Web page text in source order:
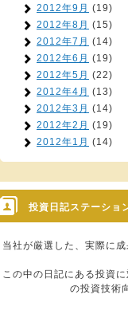
2012年9月 (19)
2012年8月 (15)
2012年7月 (14)
2012年6月 (19)
2012年5月 (22)
2012年4月 (13)
2012年3月 (14)
2012年2月 (19)
2012年1月 (14)
投資日記ステーショ
当社が厳選した、実際に
この中の日記にある投資
の投資技術